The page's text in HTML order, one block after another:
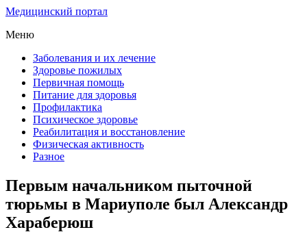
Медицинский портал
Меню
Заболевания и их лечение
Здоровье пожилых
Первичная помощь
Питание для здоровья
Профилактика
Психическое здоровье
Реабилитация и восстановление
Физическая активность
Разное
Первым начальником пыточной
тюрьмы в Мариуполе был Александр
Хараберюш